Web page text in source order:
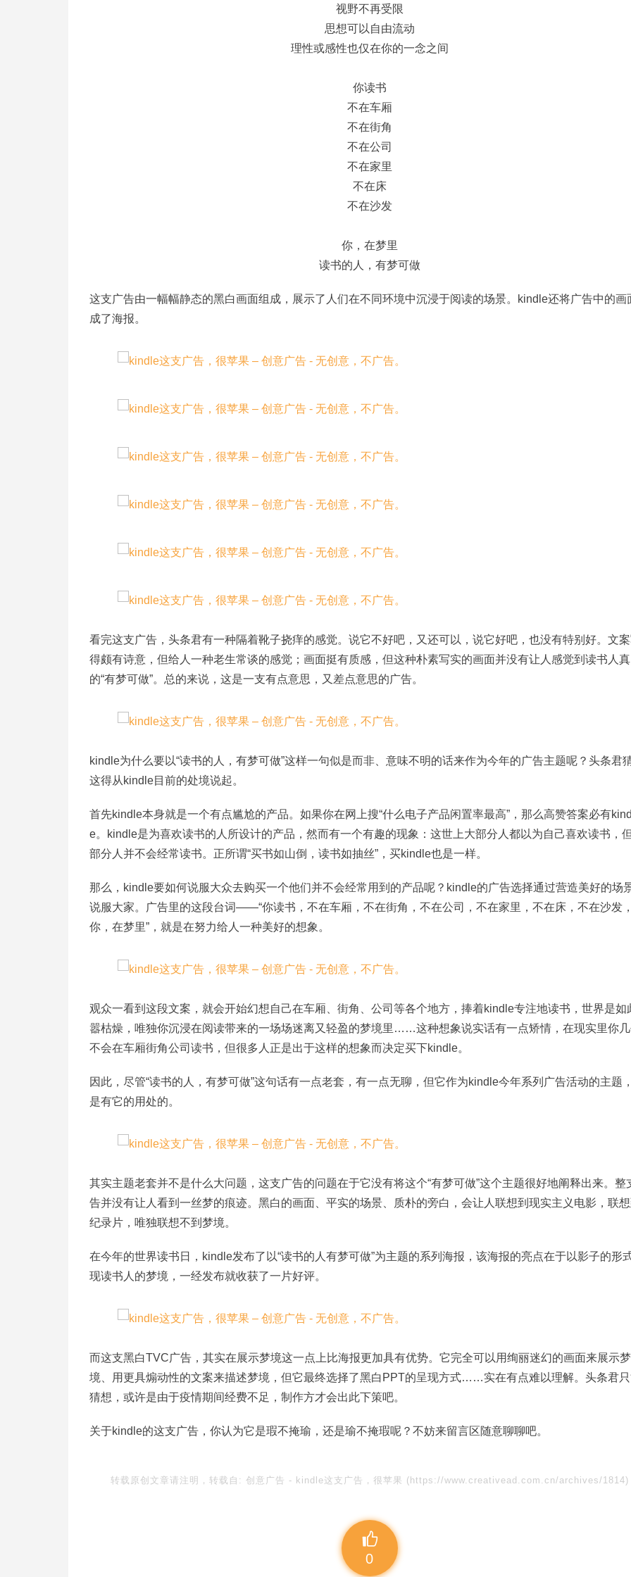
视野不再受限
思想可以自由流动
理性或感性也仅在你的一念之间
你读书
不在车厢
不在街角
不在公司
不在家里
不在床
不在沙发
你，在梦里
读书的人，有梦可做
这支广告由一幅幅静态的黑白画面组成，展示了人们在不同环境中沉浸于阅读的场景。kindle还将广告中的画
成了海报。
看完这支广告，头条君有一种隔着靴子挠痒的感觉。说它不好吧，又还可以，说它好吧，也没有特别好。文
得颇有诗意，但给人一种老生常谈的感觉；画面挺有质感，但这种朴素写实的画面并没有让人感觉到读书人真
的“有梦可做”。总的来说，这是一支有点意思，又差点意思的广告。
kindle为什么要以“读书的人，有梦可做”这样一句似是而非、意味不明的话来作为今年的广告主题呢？头条君
这得从kindle目前的处境说起。
首先kindle本身就是一个有点尴尬的产品。如果你在网上搜“什么电子产品闲置率最高”，那么高赞答案必有
e。kindle是为喜欢读书的人所设计的产品，然而有一个有趣的现象：这世上大部分人都以为自己喜欢读书，
部分人并不会经常读书。正所谓“买书如山倒，读书如抽丝”，买kindle也是一样。
那么，kindle要如何说服大众去购买一个他们并不会经常用到的产品呢？kindle的广告选择通过营造美好的场
说服大家。广告里的这段台词——“你读书，不在车厢，不在街角，不在公司，不在家里，不在床，不在沙发
你，在梦里”，就是在努力给人一种美好的想象。
观众一看到这段文案，就会开始幻想自己在车厢、街角、公司等各个地方，捧着kindle专注地读书，世界是如
嚣枯燥，唯独你沉浸在阅读带来的一场场迷离又轻盈的梦境里……这种想象说实话有一点矫情，在现实里你
不会在车厢街角公司读书，但很多人正是出于这样的想象而决定买下kindle。
因此，尽管“读书的人，有梦可做”这句话有一点老套，有一点无聊，但它作为kindle今年系列广告活动的主题
是有它的用处的。
其实主题老套并不是什么大问题，这支广告的问题在于它没有将这个“有梦可做”这个主题很好地阐释出来。整
告并没有让人看到一丝梦的痕迹。黑白的画面、平实的场景、质朴的旁白，会让人联想到现实主义电影，联
纪录片，唯独联想不到梦境。
在今年的世界读书日，kindle发布了以“读书的人有梦可做”为主题的系列海报，该海报的亮点在于以影子的形
现读书人的梦境，一经发布就收获了一片好评。
而这支黑白TVC广告，其实在展示梦境这一点上比海报更加具有优势。它完全可以用绚丽迷幻的画面来展示梦
境、用更具煽动性的文案来描述梦境，但它最终选择了黑白PPT的呈现方式……实在有点难以理解。头条君
猜想，或许是由于疫情期间经费不足，制作方才会出此下策吧。
关于kindle的这支广告，你认为它是瑕不掩瑜，还是瑜不掩瑕呢？不妨来留言区随意聊聊吧。
转载原创文章请注明，转载自: 创意广告 - kindle这支广告，很苹果 (https://www.creativead.com.cn/archives/1814)
0